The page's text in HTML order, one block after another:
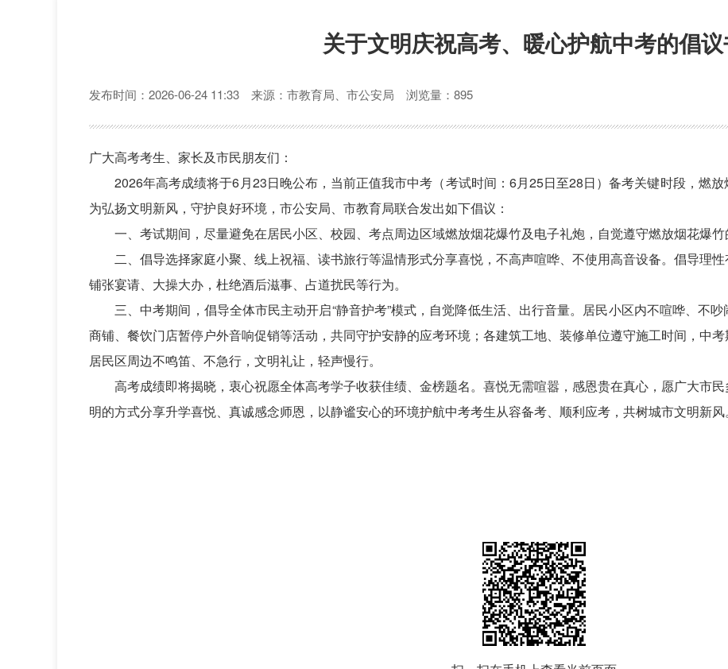
关于文明庆祝高考、暖心护航中考的倡
发布时间：2026-06-24 11:33 来源：市教育局、市公安局 浏览量：895
广大高考考生、家长及市民朋友们：
2026年高考成绩将于6月23日晚公布，当前正值我市中考（考试时间：6月25日至28日）备考关键时段，燃放
为弘扬文明新风，守护良好环境，市公安局、市教育局联合发出如下倡议：
一、考试期间，尽量避免在居民小区、校园、考点周边区域燃放烟花爆竹及电子礼炮，自觉遵守燃放烟花爆竹
二、倡导选择家庭小聚、线上祝福、读书旅行等温情形式分享喜悦，不高声喧哗、不使用高音设备。倡导理性
铺张宴请、大操大办，杜绝酒后滋事、占道扰民等行为。
三、中考期间，倡导全体市民主动开启“静音护考”模式，自觉降低生活、出行音量。居民小区内不喧哗、不
商铺、餐饮门店暂停户外音响促销等活动，共同守护安静的应考环境；各建筑工地、装修单位遵守施工时间，中考
居民区周边不鸣笛、不急行，文明礼让，轻声慢行。
高考成绩即将揭晓，衷心祝愿全体高考学子收获佳绩、金榜题名。喜悦无需喧嚣，感恩贵在真心，愿广大市
明的方式分享升学喜悦、真诚感念师恩，以静谧安心的环境护航中考考生从容备考、顺利应考，共树城市文明新风。